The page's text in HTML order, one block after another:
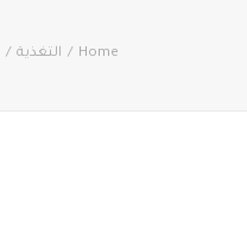
Home التغذية